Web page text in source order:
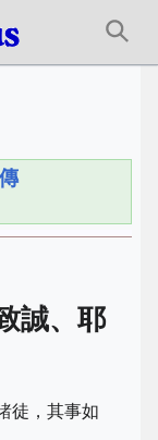
誠、耶
徒，其事如